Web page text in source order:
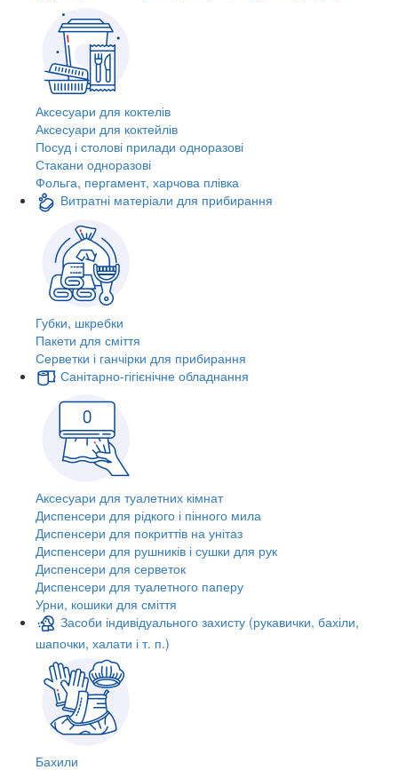
Аксесуари для коктелів
Аксесуари для коктейлів
Посуд і столові прилади одноразові
Стакани одноразові
Фольга, пергамент, харчова плівка
Витратні матеріали для прибирання
Губки, шкребки
Пакети для сміття
Серветки і ганчірки для прибирання
Санітарно-гігієнічне обладнання
Аксесуари для туалетних кімнат
Диспенсери для рідкого і пінного мила
Диспенсери для покриттів на унітаз
Диспенсери для рушників і сушки для рук
Диспенсери для серветок
Диспенсери для туалетного паперу
Урни, кошики для сміття
Засоби індивідуального захисту (рукавички, бахіли,
шапочки, халати і т. п.)
Бахили